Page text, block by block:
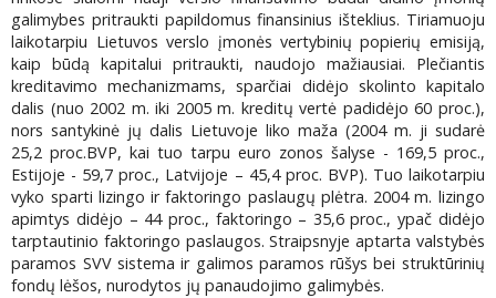
galimybes pritraukti papildomus finansinius išteklius. Tiriamuoju
laikotarpiu Lietuvos verslo įmonės vertybinių popierių emisiją,
kaip būdą kapitalui pritraukti, naudojo mažiausiai. Plečiantis
kreditavimo mechanizmams, sparčiai didėjo skolinto kapitalo
dalis (nuo 2002 m. iki 2005 m. kreditų vertė padidėjo 60 proc.),
nors santykinė jų dalis Lietuvoje liko maža (2004 m. ji sudarė
25,2 proc.BVP, kai tuo tarpu euro zonos šalyse - 169,5 proc.,
Estijoje - 59,7 proc., Latvijoje – 45,4 proc. BVP). Tuo laikotarpiu
vyko sparti lizingo ir faktoringo paslaugų plėtra. 2004 m. lizingo
apimtys didėjo – 44 proc., faktoringo – 35,6 proc., ypač didėjo
tarptautinio faktoringo paslaugos. Straipsnyje aptarta valstybės
paramos SVV sistema ir galimos paramos rūšys bei struktūrinių
fondų lėšos, nurodytos jų panaudojimo galimybės.